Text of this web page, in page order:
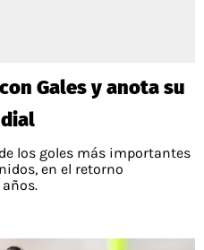
Gales y anota su
los goles más importantes
en el retorno